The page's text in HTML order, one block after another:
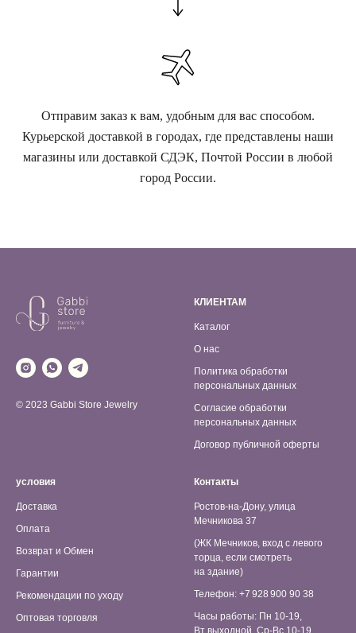
Отправим заказ к вам, удобным для вас способом.
Курьерской доставкой в городах, где представлены наши
магазины или доставкой СДЭК, Почтой России в любой
город России.
© 2023 Gabbi Store Jewelry
КЛИЕНТАМ
Каталог
О нас
Политика обработки
персональных данных
Согласие обработки
персональных данных
Договор публичной оферты
условия
Доставка
Оплата
Возврат и Обмен
Гарантии
Рекомендации по уходу
Оптовая торговля
Контакты
Ростов-на-Дону, улица
Мечникова 37
(ЖК Мечников, вход с левого
торца, если смотреть
на здание)
Телефон: +7 928 900 90 38
Часы работы: Пн 10-19,
Вт выходной, Ср-Вс 10-19